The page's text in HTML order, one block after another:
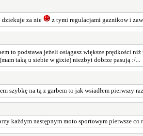
dziekuje za nie
z tymi regulacjami gaznikow i
to podstawa jeżeli osiągasz większe prędkości
taką u siebie w gixie) niezbyt dobrze pasują :/...
szybkę na tą z garbem to jak wsiadłem pierwszy
każdym następnym moto sportowym pierwsze